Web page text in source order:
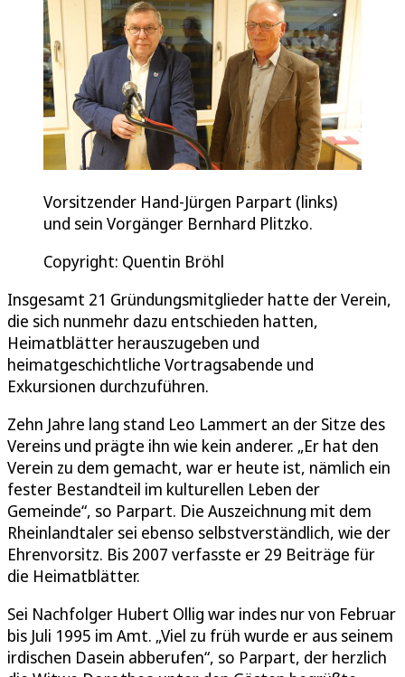
Vorsitzender Hand-Jürgen Parpart (links)
und sein Vorgänger Bernhard Plitzko.
Copyright: Quentin Bröhl
Insgesamt 21 Gründungsmitglieder hatte der Verein,
die sich nunmehr dazu entschieden hatten,
Heimatblätter herauszugeben und
heimatgeschichtliche Vortragsabende und
Exkursionen durchzuführen.
Zehn Jahre lang stand Leo Lammert an der Sitze des
Vereins und prägte ihn wie kein anderer. „Er hat den
Verein zu dem gemacht, war er heute ist, nämlich ein
fester Bestandteil im kulturellen Leben der
Gemeinde“, so Parpart. Die Auszeichnung mit dem
Rheinlandtaler sei ebenso selbstverständlich, wie der
Ehrenvorsitz. Bis 2007 verfasste er 29 Beiträge für
die Heimatblätter.
Sei Nachfolger Hubert Ollig war indes nur von Februar
bis Juli 1995 im Amt. „Viel zu früh wurde er aus seinem
irdischen Dasein abberufen“, so Parpart, der herzlich